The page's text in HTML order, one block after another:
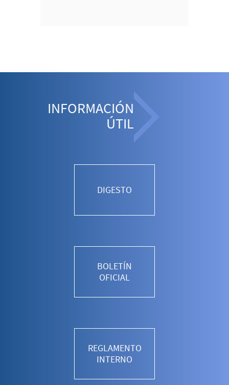
INFORMACIÓN
ÚTIL
DIGESTO
BOLETÍN
OFICIAL
REGLAMENTO
INTERNO